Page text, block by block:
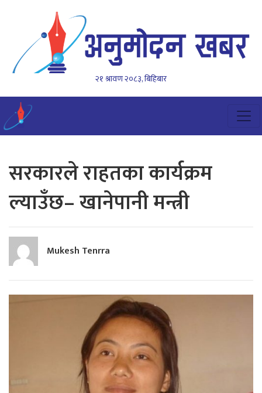
२१ श्रावण २०८३, बिहिबार
सरकारले राहतका कार्यक्रम
ल्याउँछ– खानेपानी मन्त्री
Mukesh Tenrra